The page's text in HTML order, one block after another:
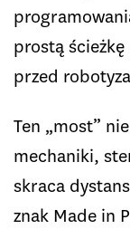
prostą
przed
Ten „most”
mechaniki,
skraca
znak Made in